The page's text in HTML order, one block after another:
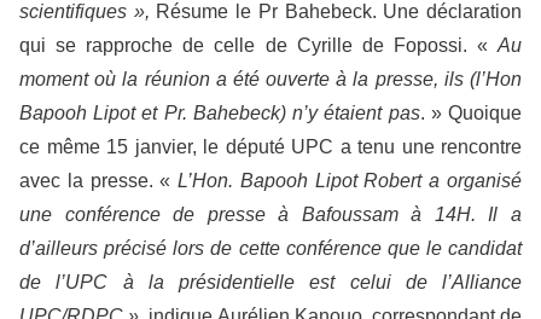
scientifiques », Résume le Pr Bahebeck. Une déclaration
qui se rapproche de celle de Cyrille de Fopossi. « Au
moment où la réunion a été ouverte à la presse, ils (l’Hon
Bapooh Lipot et Pr. Bahebeck) n’y étaient pas. » Quoique
ce même 15 janvier, le député UPC a tenu une rencontre
avec la presse. «L’Hon. Bapooh Lipot Robert a organisé
une conférence de presse à Bafoussam à 14H. Il a
d’ailleurs précisé lors de cette conférence que le candidat
de l’UPC à la présidentielle est celui de l’Alliance